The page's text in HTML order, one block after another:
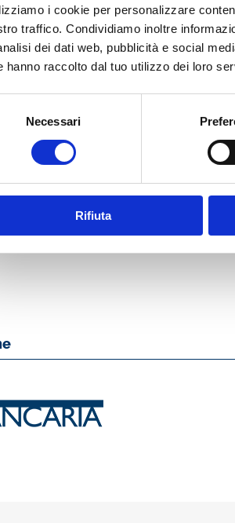
i cookie per personalizzare
traffico. Condividiamo inoltre
dei dati web, pubblicità e social
hanno raccolto dal tuo utilizzo dei loro
Necessari
Rifiuta
Organizzazione
Cedacri
Ha pubblicato con
MOSTRA